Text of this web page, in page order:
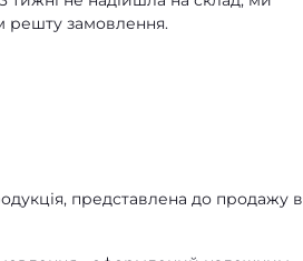
решту замовлення.
представлена ​​до продажу в